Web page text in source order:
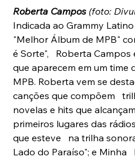
Roberta Campos (foto:
Indicada ao Grammy
"Melhor Álbum de MPB"
é Sorte",   Roberta
que aparecem em um time
MPB. Roberta vem se
canções que compõem
novelas e hits que
primeiros lugares das
que esteve   na trilha
Lado do Paraíso"; e Minha